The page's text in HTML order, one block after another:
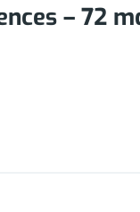
– 72